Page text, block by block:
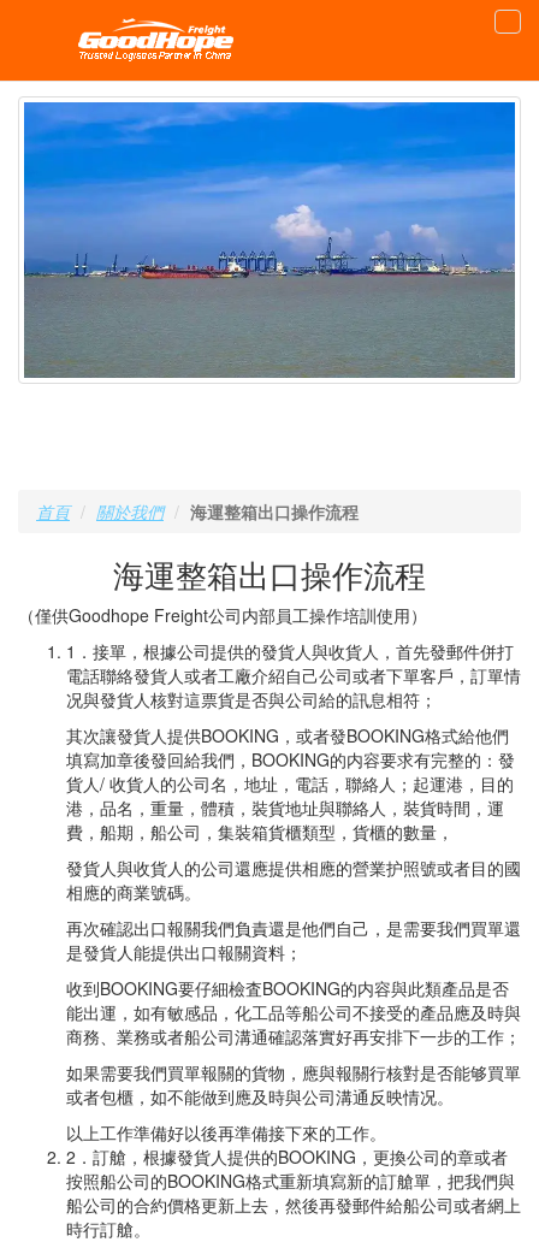
首頁 關於我們 海運整箱出口操作流程
海運整箱出口操作流程
（僅供Goodhope Freight公司内部員工操作培訓使用）
1．接單，根據公司提供的發貨人與收貨人，首先發郵件併打
電話聯絡發貨人或者工廠介紹自己公司或者下單客戶，訂單情
况與發貨人核對這票貨是否與公司給的訊息相符；
其次讓發貨人提供BOOKING，或者發BOOKING格式給他們
填寫加章後發回給我們，BOOKING的内容要求有完整的：發
貨人/ 收貨人的公司名，地址，電話，聯絡人；起運港，目的
港，品名，重量，體積，裝貨地址與聯絡人，裝貨時間，運
費，船期，船公司，集裝箱貨櫃類型，貨櫃的數量，
發貨人與收貨人的公司還應提供相應的營業护照號或者目的國
相應的商業號碼。
再次確認出口報關我們負責還是他們自己，是需要我們買單還
是發貨人能提供出口報關資料；
收到BOOKING要仔細檢査BOOKING的内容與此類產品是否
能出運，如有敏感品，化工品等船公司不接受的產品應及時與
商務、業務或者船公司溝通確認落實好再安排下一步的工作；
如果需要我們買單報關的貨物，應與報關行核對是否能够買單
或者包櫃，如不能做到應及時與公司溝通反映情况。
以上工作準備好以後再準備接下來的工作。
2．訂艙，根據發貨人提供的BOOKING，更換公司的章或者
按照船公司的BOOKING格式重新填寫新的訂艙單，把我們與
船公司的合約價格更新上去，然後再發郵件給船公司或者網上
時行訂艙。